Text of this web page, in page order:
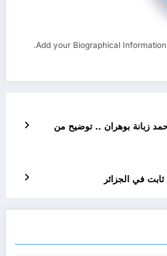
Add your Biographical
العمراني أحمد زبانة بوهران .. توضيح من